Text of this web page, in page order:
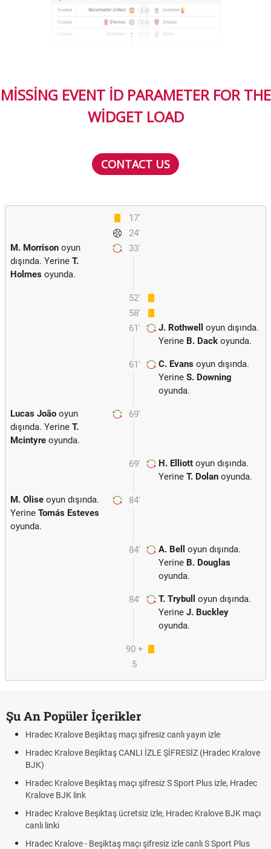
MISSING EVENT ID PARAMETER FOR THE
WIDGET LOAD
CONTACT US
17'
24'
33'
M. Morrison oyun
dışında. Yerine T.
Holmes oyunda.
52'
58'
61'
J. Rothwell
oyun dışında.
Yerine B. Dack oyunda.
61' C. Evans oyun dışında.
Yerine S. Downing
oyunda.
69'
Lucas João oyun
dışında. Yerine T.
Mcintyre oyunda.
69' H. Elliott oyun dışında.
Yerine T. Dolan oyunda.
84'
M. Olise oyun dışında.
Yerine Tomás Esteves
oyunda.
84' A. Bell
oyun dışında.
Yerine B. Douglas
oyunda.
84' T. Trybull
oyun dışında.
Yerine J. Buckley
oyunda.
90 +
5
Şu An Popüler İçerikler
Hradec Kralove Beşiktaş maçı şifresiz canlı yayın izle
Hradec Kralove Beşiktaş CANLI İZLE ŞİFRESİZ (Hradec Kralove
BJK)
Hradec Kralove Beşiktaş maçı şifresiz S Sport Plus izle, Hradec
Kralove BJK link
Hradec Kralove Beşiktaş ücretsiz izle, Hradec Kralove BJK maçı
canlı linki
Hradec Kralove - Beşiktaş maçı şifresiz izle canlı S Sport Plus